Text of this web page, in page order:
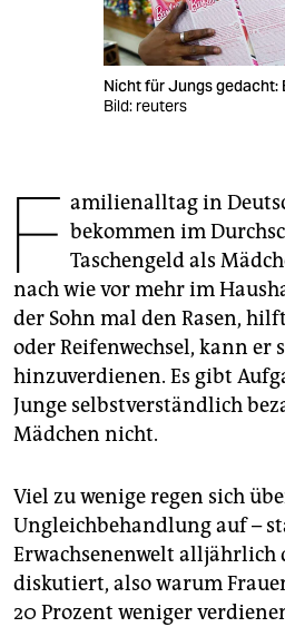
veranstaltungen
unterstützen
abo
genossenschaft
epaper login
Nicht für Jungs gedacht:
Bild: reuters
F amilienalltag in
bekommen im
Taschengeld als
nach wie vor mehr im
der Sohn mal den Rasen,
oder Reifenwechsel, kann er
hinzuverdienen. Es gibt
Junge selbstverständlich
Mädchen nicht.
Viel zu wenige regen sich
Ungleichbehandlung auf –
Erwachsenenwelt alljährlich
diskutiert, also warum
20 Prozent weniger